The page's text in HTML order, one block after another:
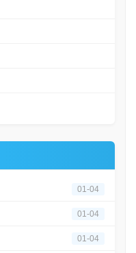
01-04
01-04
01-04